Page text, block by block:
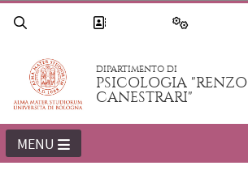
DIPARTIMENTO DI
PSICOLOGIA "RENZO
CANESTRARI"
MENU